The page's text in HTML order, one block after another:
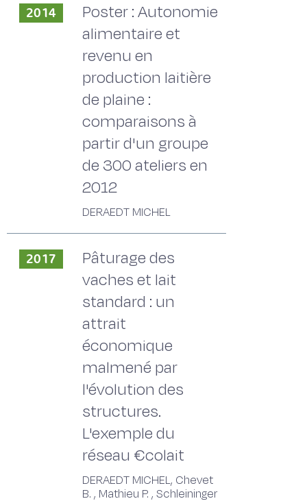
2014
Poster : Autonomie
alimentaire et
revenu en
production laitière
de plaine :
comparaisons à
partir d'un groupe
de 300 ateliers en
2012
DERAEDT MICHEL
2017
Pâturage des
vaches et lait
standard : un
attrait
économique
malmené par
l'évolution des
structures.
L'exemple du
réseau €colait
DERAEDT MICHEL, Chevet
B. , Mathieu P. , Schleininger